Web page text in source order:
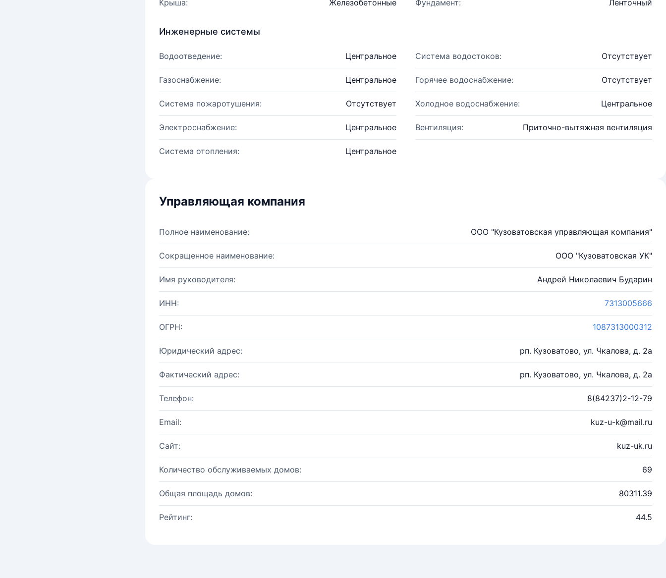
Крыша: Железобетонные Фундамент: Ленточный
Инженерные системы
Водоотведение: Центральное Система водостоков: Отсутствует
Газоснабжение: Центральное Горячее водоснабжение: Отсутствует
Система пожаротушения: Отсутствует Холодное водоснабжение: Центральное
Электроснабжение: Центральное Вентиляция: Приточно-вытяжная вентиляция
Система отопления: Центральное
Управляющая компания
Полное наименование: ООО "Кузоватовская управляющая компания"
Сокращенное наименование: ООО "Кузоватовская УК"
Имя руководителя: Андрей Николаевич Бударин
ИНН: 7313005666
ОГРН: 1087313000312
Юридический адрес: рп. Кузоватово, ул. Чкалова, д. 2а
Фактический адрес: рп. Кузоватово, ул. Чкалова, д. 2а
Телефон: 8(84237)2-12-79
Email: kuz-u-k@mail.ru
Сайт: kuz-uk.ru
Количество обслуживаемых домов: 69
Общая площадь домов: 80311.39
Рейтинг: 44.5